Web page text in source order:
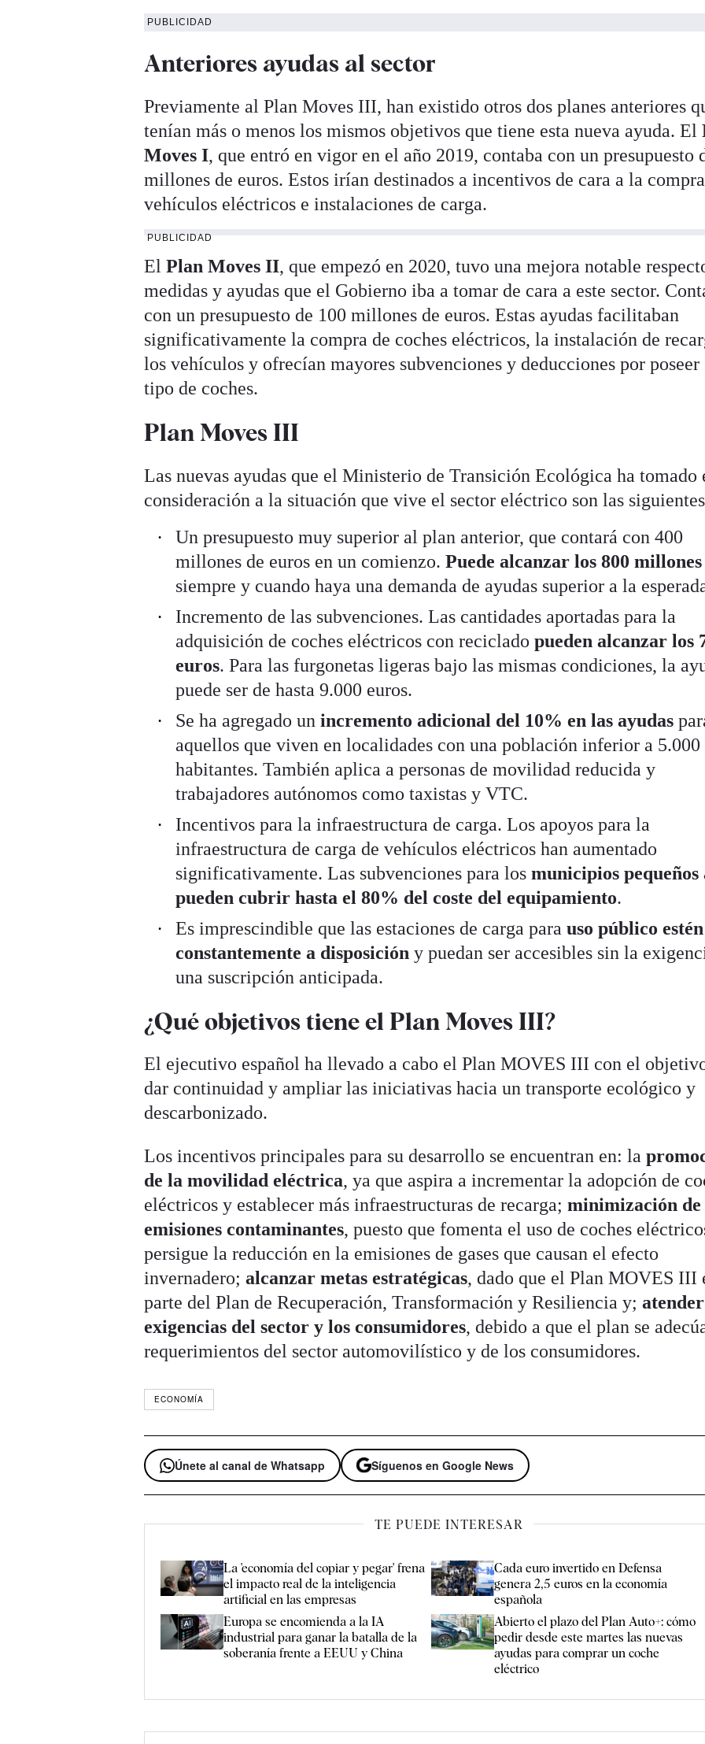
PUBLICIDAD
Anteriores ayudas al sector
Previamente al Plan Moves III, han existido otros dos planes anteriores
tenían más o menos los mismos objetivos que tiene esta nueva ayuda. El
Moves I, que entró en vigor en el año 2019, contaba con un presupuesto
millones de euros. Estos irían destinados a incentivos de cara a la
vehículos eléctricos e instalaciones de carga.
PUBLICIDAD
ElPlan Moves II, que empezó en 2020, tuvo una mejora notable
medidas y ayudas que el Gobierno iba a tomar de cara a este sector.
con un presupuesto de 100 millones de euros. Estas ayudas facilitaban
significativamente la compra de coches eléctricos, la instalación de
los vehículos y ofrecían mayores subvenciones y deducciones por poseer
tipo de coches.
Plan Moves III
Las nuevas ayudas que el Ministerio de Transición Ecológica ha tomado
consideración a la situación que vive el sector eléctrico son las
Un presupuesto muy superior al plan anterior, que contará con 400
millones de euros en un comienzo.Puede alcanzar los 800 millones
siempre y cuando haya una demanda de ayudas superior a la
Incremento de las subvenciones. Las cantidades aportadas para la
adquisición de coches eléctricos con recicladopueden alcanzar los
euros. Para las furgonetas ligeras bajo las mismas condiciones, la
puede ser de hasta 9.000 euros.
Se ha agregado unincremento adicional del 10% en las ayudas
aquellos que viven en localidades con una población inferior a 5.000
habitantes. También aplica a personas de movilidad reducida y
trabajadores autónomos como taxistas y VTC.
Incentivos para la infraestructura de carga. Los apoyos para la
infraestructura de carga de vehículos eléctricos han aumentado
significativamente. Las subvenciones para losmunicipios pequeños
pueden cubrir hasta el 80% del coste del equipamiento.
Es imprescindible que las estaciones de carga parauso público estén
constantemente a disposición y puedan ser accesibles sin la
una suscripción anticipada.
¿Qué objetivos tiene el Plan Moves III?
El ejecutivo español ha llevado a cabo el Plan MOVES III con el
dar continuidad y ampliar las iniciativas hacia un transporte ecológico y
descarbonizado.
Los incentivos principales para su desarrollo se encuentran en: la
de la movilidad eléctrica, ya que aspira a incrementar la adopción de
eléctricos y establecer más infraestructuras de recarga;minimización de
emisiones contaminantes, puesto que fomenta el uso de coches
persigue la reducción en la emisiones de gases que causan el efecto
invernadero;alcanzar metas estratégicas, dado que el Plan MOVES III
parte del Plan de Recuperación, Transformación y Resiliencia y;
exigencias del sector y los consumidores, debido a que el plan se
requerimientos del sector automovilístico y de los consumidores.
ECONOMÍA
Únete al canal de Whatsapp Síguenos en Google News
TE PUEDE INTERESAR
La 'economía del copiar y pegar' frena
el impacto real de la inteligencia
artificial en las empresas
Cada euro invertido en Defensa
genera 2,5 euros en la economía
española
Europa se encomienda a la IA
industrial para ganar la batalla de la
soberanía frente a EEUU y China
Abierto el plazo del Plan Auto+: cómo
pedir desde este martes las nuevas
ayudas para comprar un coche
eléctrico